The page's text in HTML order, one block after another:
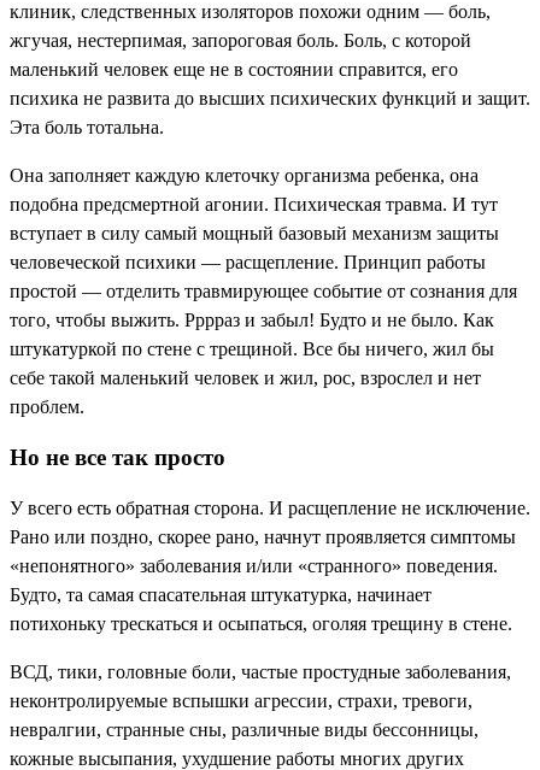
клиник, следственных изоляторов похожи одним — боль,
жгучая, нестерпимая, запороговая боль. Боль, с которой
маленький человек еще не в состоянии справится, его
психика не развита до высших психических функций и защит.
Эта боль тотальна.
Она заполняет каждую клеточку организма ребенка, она
подобна предсмертной агонии. Психическая травма. И тут
вступает в силу самый мощный базовый механизм защиты
человеческой психики — расщепление. Принцип работы
простой — отделить травмирующее событие от сознания для
того, чтобы выжить. Рррраз и забыл! Будто и не было. Как
штукатуркой по стене с трещиной. Все бы ничего, жил бы
себе такой маленький человек и жил, рос, взрослел и нет
проблем.
Но не все так просто
У всего есть обратная сторона. И расщепление не исключение.
Рано или поздно, скорее рано, начнут проявляется симптомы
«непонятного» заболевания и/или «странного» поведения.
Будто, та самая спасательная штукатурка, начинает
потихоньку трескаться и осыпаться, оголяя трещину в стене.
ВСД, тики, головные боли, частые простудные заболевания,
неконтролируемые вспышки агрессии, страхи, тревоги,
невралгии, странные сны, различные виды бессонницы,
кожные высыпания, ухудшение работы многих других